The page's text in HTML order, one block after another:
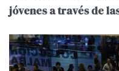
jóvenes a través de